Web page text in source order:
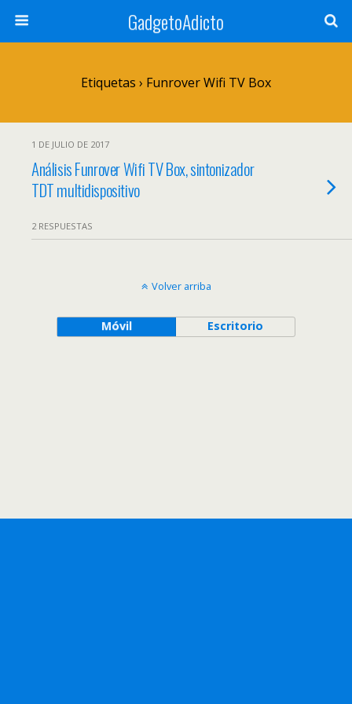
GadgetoAdicto
Etiquetas › Funrover Wifi TV Box
1 DE JULIO DE 2017
Análisis Funrover Wifi TV Box, sintonizador
TDT multidispositivo
2 RESPUESTAS
Volver arriba
Móvil Escritorio